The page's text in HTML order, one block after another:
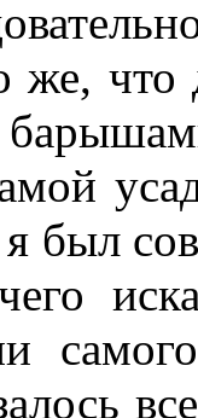
же,
был